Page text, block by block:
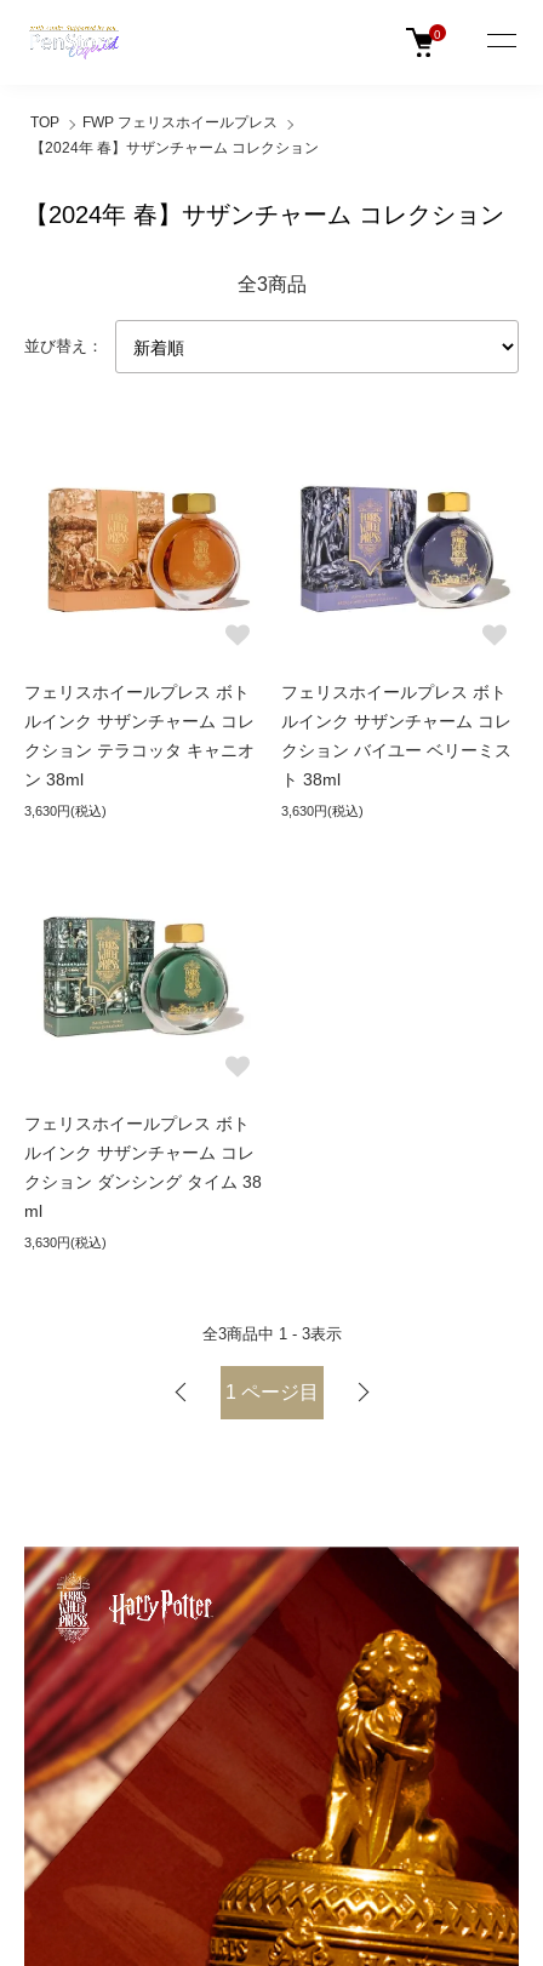
0
TOP
FWP フェリスホイールプレス
【2024年 春】サザンチャーム コレクション
【2024年 春】サザンチャーム コレクション
全3商品
並び替え：
フェリスホイールプレス ボト
ルインク サザンチャーム コレ
クション テラコッタ キャニオ
ン 38ml
3,630円(税込)
フェリスホイールプレス ボト
ルインク サザンチャーム コレ
クション バイユー ベリーミス
ト 38ml
3,630円(税込)
フェリスホイールプレス ボト
ルインク サザンチャーム コレ
クション ダンシング タイム 38
ml
3,630円(税込)
全3商品中 1 - 3表示
1 ページ目